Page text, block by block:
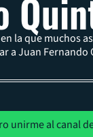
la que muchos
a Juan Fernando
unirme al canal